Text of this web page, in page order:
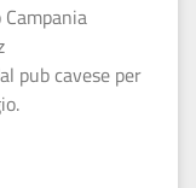
pub cavese per